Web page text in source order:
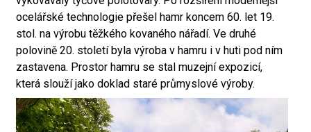
ocelářské technologie přešel hamr koncem 60. let 19.
stol. na výrobu těžkého kovaného nářadí. Ve druhé
polovině 20. století byla výroba v hamru i v huti pod ním
zastavena. Prostor hamru se stal muzejní expozicí,
která slouží jako doklad staré průmyslové výroby.